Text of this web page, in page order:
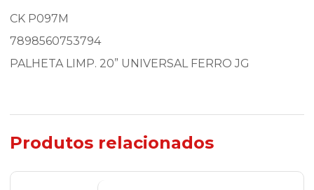
CK P097M
7898560753794
PALHETA LIMP. 20” UNIVERSAL FERRO JG
Produtos relacionados